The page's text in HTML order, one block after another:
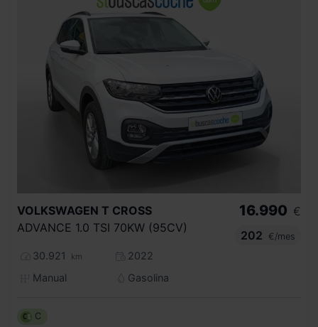
VOLKSWAGEN T CROSS
ADVANCE 1.0 TSI 70KW (95CV)
30.921 km
2022
Manual
Gasolina
16.990 €
202
€/mes
C